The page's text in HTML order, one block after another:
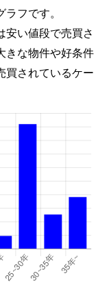
フです。
い値段で売買さ
きな物件や好条件
買されているケー